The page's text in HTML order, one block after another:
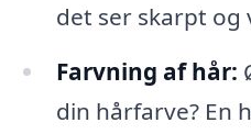
det ser skarpt og
Farvning af hår:
din hårfarve? En